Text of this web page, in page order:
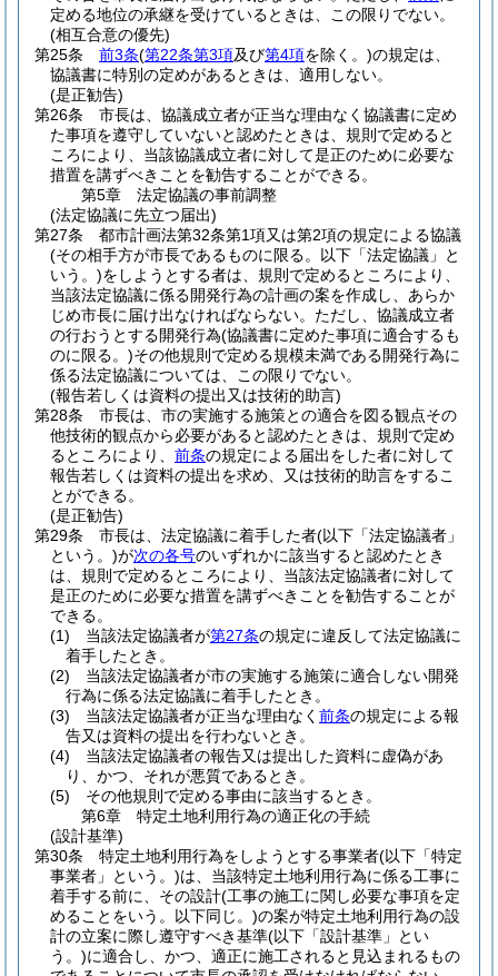
定める地位の承継を受けているときは、この限りでない。
(相互合意の優先)
第25条
前3条(第22条第3項及び第4項を除く。)の規定は、
協議書に特別の定めがあるときは、適用しない。
(是正勧告)
第26条
市長は、協議成立者が正当な理由なく協議書に定め
た事項を遵守していないと認めたときは、規則で定めると
ころにより、当該協議成立者に対して是正のために必要な
措置を講ずべきことを勧告することができる。
第5章
法定協議の事前調整
(法定協議に先立つ届出)
第27条
都市計画法第32条第1項又は第2項の規定による協議
(その相手方が市長であるものに限る。以下「法定協議」と
いう。)をしようとする者は、規則で定めるところにより、
当該法定協議に係る開発行為の計画の案を作成し、あらか
じめ市長に届け出なければならない。 ただし、協議成立者
の行おうとする開発行為(協議書に定めた事項に適合するも
のに限る。)その他規則で定める規模未満である開発行為に
係る法定協議については、この限りでない。
(報告若しくは資料の提出又は技術的助言)
第28条
市長は、市の実施する施策との適合を図る観点その
他技術的観点から必要があると認めたときは、規則で定め
るところにより、 前条の規定による届出をした者に対して
報告若しくは資料の提出を求め、又は技術的助言をするこ
とができる。
(是正勧告)
第29条
市長は、法定協議に着手した者(以下「法定協議者」
という。)が次の各号のいずれかに該当すると認めたとき
は、規則で定めるところにより、当該法定協議者に対して
是正のために必要な措置を講ずべきことを勧告することが
できる。
(1)
当該法定協議者が第27条の規定に違反して法定協議に
着手したとき。
(2)
当該法定協議者が市の実施する施策に適合しない開発
行為に係る法定協議に着手したとき。
(3)
当該法定協議者が正当な理由なく 前条の規定による報
告又は資料の提出を行わないとき。
(4)
当該法定協議者の報告又は提出した資料に虚偽があ
り、かつ、それが悪質であるとき。
(5)
その他規則で定める事由に該当するとき。
第6章
特定土地利用行為の適正化の手続
(設計基準)
第30条
特定土地利用行為をしようとする事業者(以下「特定
事業者」という。)は、当該特定土地利用行為に係る工事に
着手する前に、その設計(工事の施工に関し必要な事項を定
めることをいう。以下同じ。)の案が特定土地利用行為の設
計の立案に際し遵守すべき基準(以下「設計基準」とい
う。)に適合し、かつ、適正に施工されると見込まれるもの